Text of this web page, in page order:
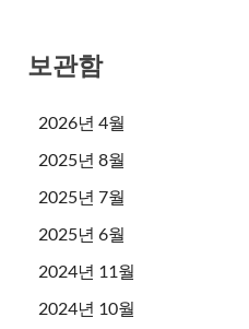
보관함
2026년 4월
2025년 8월
2025년 7월
2025년 6월
2024년 11월
2024년 10월